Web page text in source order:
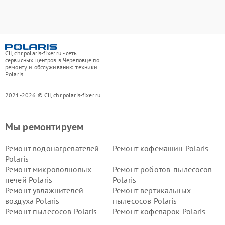
СЦ chr.polaris-fixer.ru - сеть
сервисных центров в Череповце по
ремонту и обслуживанию техники
Polaris
2021-2026 © СЦ chr.polaris-fixer.ru
Мы ремонтируем
Ремонт водонагревателей
Polaris
Ремонт кофемашин Polaris
Ремонт микроволновых
печей Polaris
Ремонт роботов-пылесосов
Polaris
Ремонт увлажнителей
воздуха Polaris
Ремонт вертикальных
пылесосов Polaris
Ремонт пылесосов Polaris
Ремонт кофеварок Polaris